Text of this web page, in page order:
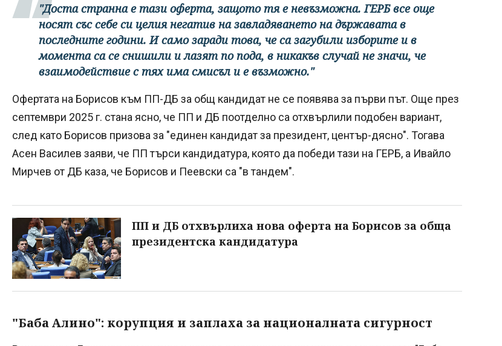
"Доста странна е тази оферта, защото тя е невъзможна. ГЕРБ все още
носят със себе си целия негатив на завладяването на държавата в
последните години. И само заради това, че са загубили изборите и в
момента са се снишили и лазят по пода, в никакъв случай не значи, че
взаимодействие с тях има смисъл и е възможно."
Офертата на Борисов към ПП-ДБ за общ кандидат не се появява за първи път. Още през
септември 2025 г. стана ясно, че ПП и ДБ поотделно са отхвърлили подобен вариант,
след като Борисов призова за "единен кандидат за президент, център-дясно". Тогава
Асен Василев заяви, че ПП търси кандидатура, която да победи тази на ГЕРБ, а Ивайло
Мирчев от ДБ каза, че Борисов и Пеевски са "в тандем".
ПП и ДБ отхвърлиха нова оферта на Борисов за обща
президентска кандидатура
"Баба Алино": корупция и заплаха за националната сигурност